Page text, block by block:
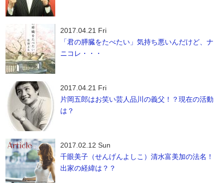
2017.04.21 Fri
「君の膵臓をたべたい」気持ち悪いんだけど、ナ
ニコレ・・・
2017.04.21 Fri
片岡五郎はお笑い芸人品川の義父！？現在の活動
は？
2017.02.12 Sun
千眼美子（せんげんよしこ）清水富美加の法名！
出家の経緯は？？